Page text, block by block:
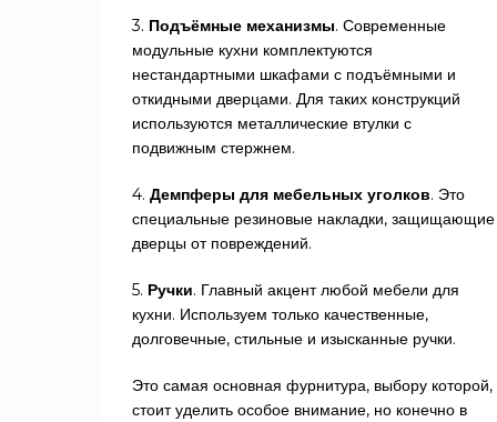
3. Подъёмные механизмы. Современные
модульные кухни комплектуются
нестандартными шкафами с подъёмными и
откидными дверцами. Для таких конструкций
используются металлические втулки с
подвижным стержнем.
4.Демпферы для мебельных уголков. Это
специальные резиновые накладки, защищающие
дверцы от повреждений.
5. Ручки. Главный акцент любой мебели для
кухни. Используем только качественные,
долговечные, стильные и изысканные ручки.
Это самая основная фурнитура, выбору которой,
стоит уделить особое внимание, но конечно в